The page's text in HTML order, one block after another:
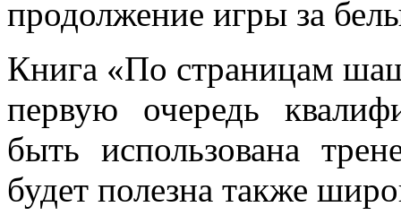
продолжение игры за
Книга «По страницам
первую очередь
быть использована
будет полезна также